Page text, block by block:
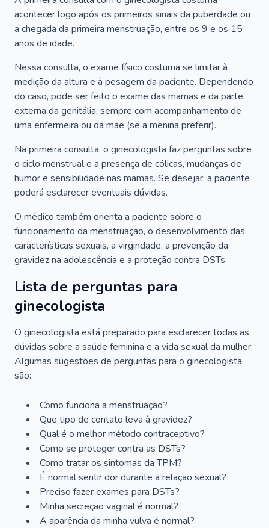
acontecer logo após os primeiros sinais da puberdade ou
a chegada da primeira menstruação, entre os 9 e os 15
anos de idade.
Nessa consulta, o exame físico costuma se limitar à
medição da altura e à pesagem da paciente. Dependendo
do caso, pode ser feito o exame das mamas e da parte
externa da genitália, sempre com acompanhamento de
uma enfermeira ou da mãe (se a menina preferir).
Na primeira consulta, o ginecologista faz perguntas sobre
o ciclo menstrual e a presença de cólicas, mudanças de
humor e sensibilidade nas mamas. Se desejar, a paciente
poderá esclarecer eventuais dúvidas.
O médico também orienta a paciente sobre o
funcionamento da menstruação, o desenvolvimento das
características sexuais, a virgindade, a prevenção da
gravidez na adolescência e a proteção contra DSTs.
Lista de perguntas para
ginecologista
O ginecologista está preparado para esclarecer todas as
dúvidas sobre a saúde feminina e a vida sexual da mulher.
Algumas sugestões de perguntas para o ginecologista
são:
Como funciona a menstruação?
Que tipo de contato leva à gravidez?
Qual é o melhor método contraceptivo?
Como se proteger contra as DSTs?
Como tratar os sintomas da TPM?
É normal sentir dor durante a relação sexual?
Preciso fazer exames para DSTs?
Minha secreção vaginal é normal?
A aparência da minha vulva é normal?